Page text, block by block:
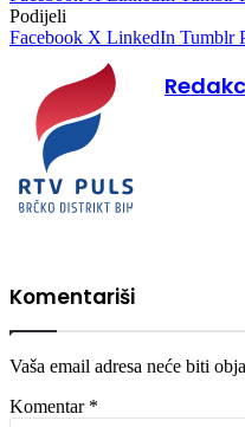
Podijeli
Facebook X LinkedIn Tumblr
Komentariši
Vaša email adresa neće biti
Komentar *